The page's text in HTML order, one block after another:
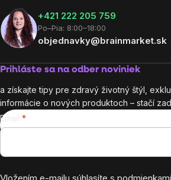
+421 222 205 759
Po–Pia: 8:00–18:00
objednavky@brainmarket.sk
Prihláste sa na odber noviniek
a získajte tipy pre zdravý životný štýl,
informácie o nových produktoch – stačí
Email